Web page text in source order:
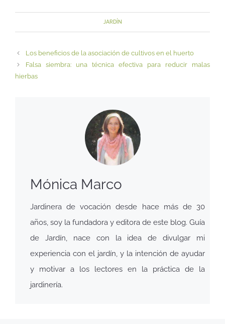
JARDÍN
Los beneficios de la asociación de cultivos en el huerto
Falsa siembra: una técnica efectiva para reducir malas
hierbas
Mónica Marco
Jardinera de vocación desde hace más de 30
años, soy la fundadora y editora de este blog. Guía
de Jardín, nace con la idea de divulgar mi
experiencia con el jardín, y la intención de ayudar
y motivar a los lectores en la práctica de la
jardinería.